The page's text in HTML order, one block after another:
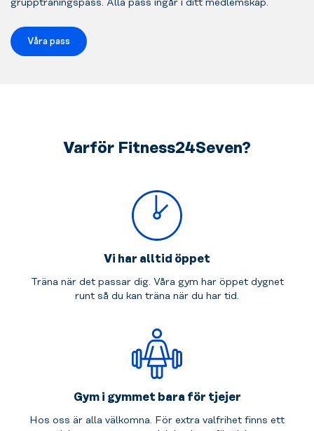
gruppträningspass. Alla pass ingår i ditt medlemskap.
Våra pass
Varför Fitness24Seven?
Vi har alltid öppet
Träna när det passar dig. Våra gym har öppet dygnet
runt så du kan träna när du har tid.
Gym i gymmet bara för tjejer
Hos oss är alla välkomna. För extra valfrihet finns ett